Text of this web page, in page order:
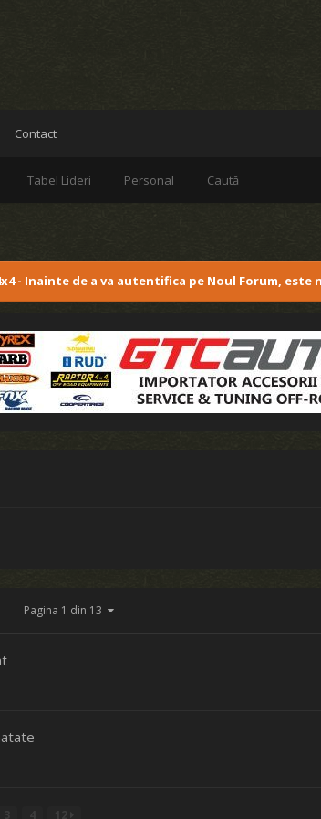
Tabel Lideri Personal Caută
Contact
- Inainte de a va autentifica pe Noul Forum, este
Pagina 1 din 13